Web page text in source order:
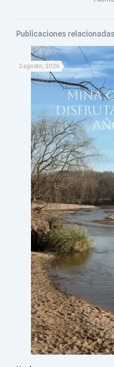
Publicaciones relacionadas
3 agosto, 2026